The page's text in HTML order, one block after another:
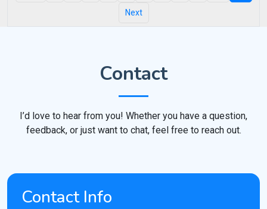
Next
Contact
I’d love to hear from you! Whether you have a question,
feedback, or just want to chat, feel free to reach out.
Contact Info